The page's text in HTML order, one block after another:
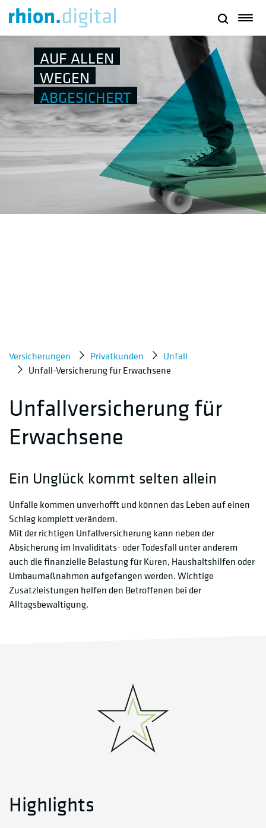
AUF ALLEN
WEGEN
ABGESICHERT
Versicherungen Privatkunden
Unfall
Unfall-Versicherung für Erwachsene
Unfallversicherung für
Erwachsene
Ein Unglück kommt selten allein
Unfälle kommen unverhofft und können das Leben auf einen
Schlag komplett verändern.
Mit der richtigen Unfallversicherung kann neben der
Absicherung im Invaliditäts- oder Todesfall unter anderem
auch die finanzielle Belastung für Kuren, Haushaltshilfen oder
Umbaumaßnahmen aufgefangen werden. Wichtige
Zusatzleistungen helfen den Betroffenen bei der
Alltagsbewältigung.
Highlights